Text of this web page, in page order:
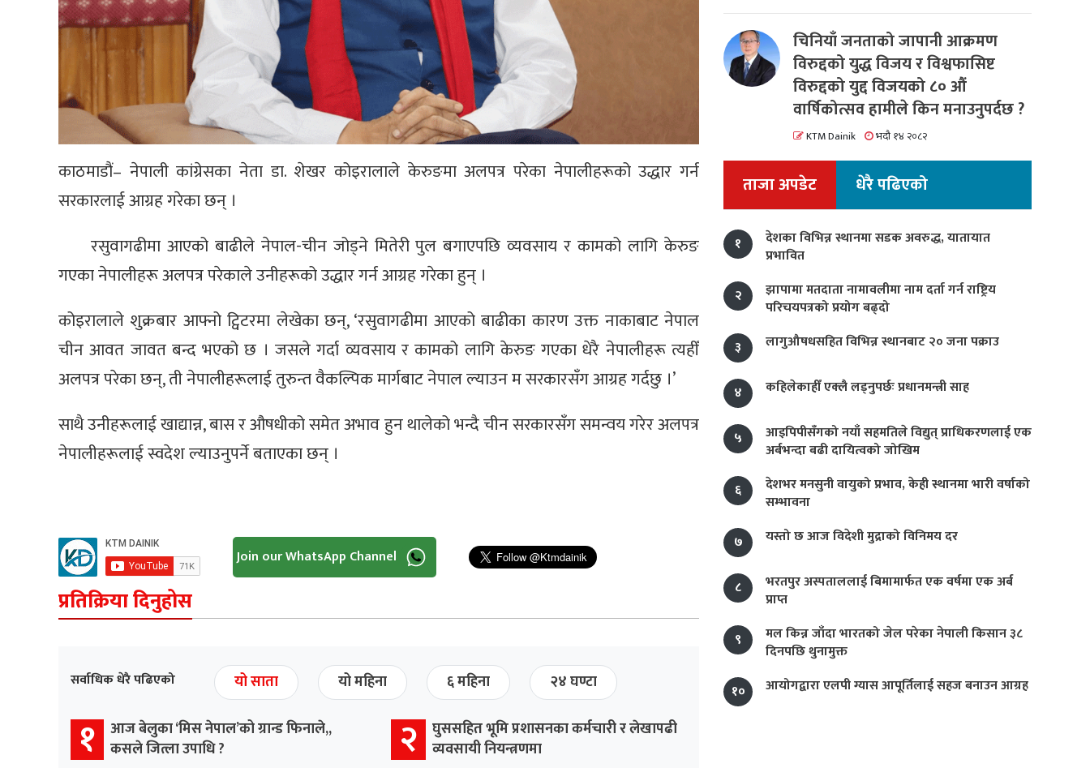
काठमाडौं– नेपाली कांग्रेसका नेता डा. शेखर कोइरालाले केरुङमा अलपत्र परेका नेपालीहरूको उद्धार गर्न
सरकारलाई आग्रह गरेका छन् ।
रसुवागढीमा आएको बाढीले नेपाल-चीन जोड्ने मितेरी पुल बगाएपछि व्यवसाय र कामको लागि केरुङ
गएका नेपालीहरू अलपत्र परेकाले उनीहरूको उद्धार गर्न आग्रह गरेका हुन् ।
कोइरालाले शुक्रबार आफ्नो ट्विटरमा लेखेका छन्, ‘रसुवागढीमा आएको बाढीका कारण उक्त नाकाबाट नेपाल
चीन आवत जावत बन्द भएको छ । जसले गर्दा व्यवसाय र कामको लागि केरुङ गएका धेरै नेपालीहरू त्यहीँ
अलपत्र परेका छन्, ती नेपालीहरूलाई तुरुन्त वैकल्पिक मार्गबाट नेपाल ल्याउन म सरकारसँग आग्रह गर्दछु ।’
साथै उनीहरूलाई खाद्यान्न, बास र औषधीको समेत अभाव हुन थालेको भन्दै चीन सरकारसँग समन्वय गरेर अलपत्र
नेपालीहरूलाई स्वदेश ल्याउनुपर्ने बताएका छन् ।
Join our WhatsApp Channel
प्रतिक्रिया दिनुहोस
सर्वाधिक धेरै पढिएको यो साता यो महिना ६ महिना २४ घण्टा
१ आज बेलुका ‘मिस नेपाल’को ग्रान्ड फिनाले,,
कसले जित्ला उपाधि ?
२ घुससहित भूमि प्रशासनका कर्मचारी र लेखापढी
व्यवसायी नियन्त्रणमा
चिनियाँ जनताको जापानी आक्रमण
विरुद्दको युद्ध विजय र विश्वफासिष्ट
विरुद्दको युद्द विजयको ८० औं
वार्षिकोत्सव हामीले किन मनाउनुपर्दछ ?
KTM Dainik भदौ १४ २०८२
ताजा अपडेट धेरै पढिएको
१
देशका विभिन्न स्थानमा सडक अवरुद्ध, यातायात
प्रभावित
२
झापामा मतदाता नामावलीमा नाम दर्ता गर्न राष्ट्रिय
परिचयपत्रको प्रयोग बढ्दो
३
लागुऔषधसहित विभिन्न स्थानबाट २० जना पक्राउ
४ कहिलेकाहीँ एक्लै लड्नुपर्छः प्रधानमन्त्री साह
५
आइपिपीसँगको नयाँ सहमतिले विद्युत् प्राधिकरणलाई एक
अर्बभन्दा बढी दायित्वको जोखिम
६
देशभर मनसुनी वायुको प्रभाव, केही स्थानमा भारी वर्षाको
सम्भावना
७
यस्तो छ आज विदेशी मुद्राको विनिमय दर
८
भरतपुर अस्पताललाई बिमामार्फत एक वर्षमा एक अर्ब
प्राप्त
९
मल किन्न जाँदा भारतको जेल परेका नेपाली किसान ३८
दिनपछि थुनामुक्त
१०
आयोगद्वारा एलपी ग्यास आपूर्तिलाई सहज बनाउन आग्रह